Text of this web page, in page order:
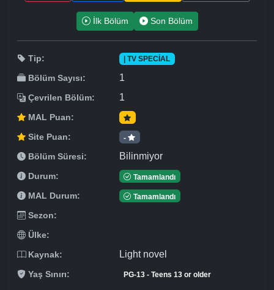
İlk Bölüm Son Bölüm
Tip: | TV SPECIAL
Bölüm Sayısı: 1
Çevrilen Bölüm: 1
MAL Puan:
Site Puan:
-
Bölüm Süresi: Bilinmiyor
Durum: Tamamlandı
MAL Durum: Tamamlandı
Sezon:
Ülke:
Kaynak:
Light novel
Yaş Sınırı: PG-13 - Teens 13 or older